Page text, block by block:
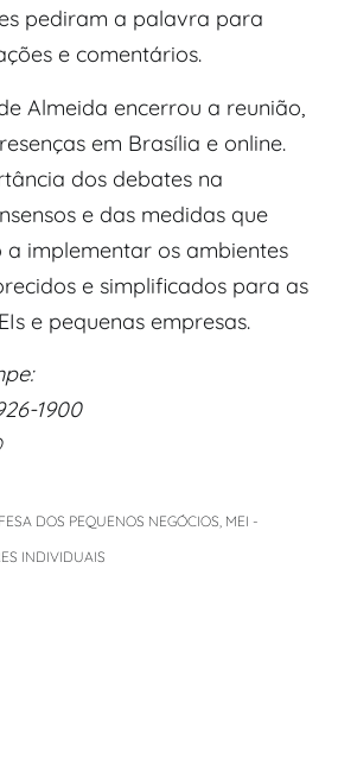
pediram a palavra para
e comentários.
Almeida encerrou a reunião,
em Brasília e online.
dos debates na
e das medidas que
implementar os ambientes
e simplificados para as
e pequenas empresas.
1900
DOS PEQUENOS NEGÓCIOS, MEI -
INDIVIDUAIS